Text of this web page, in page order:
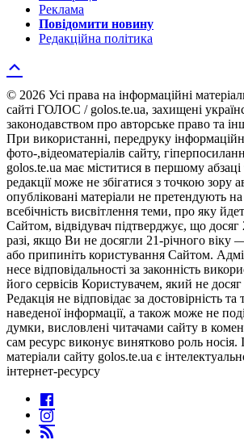
Реклама
Повідомити новину
Редакційна політика
© 2026 Усі права на інформаційні
сайті ГОЛОС / golos.te.ua, захищені
законодавством про авторське право та
При використанні, передруку
фото-,відеоматеріалів сайту,
golos.te.ua має міститися в першому абзаці
редакції може не збігатися з точкою зору
опубліковані матеріали не претендують на
всебічність висвітлення теми, про яку
Сайтом, відвідувач підтверджує, що досяг
разі, якщо Ви не досягли 21-річного віку
або припиніть користування Сайтом.
несе відповідальності за законність
його сервісів Користувачем, який не досяг
Редакція не відповідає за достовірність
наведеної інформації, а також може не
думки, висловлені читачами сайту в
сам ресурс виконує винятково роль носія.
матеріали сайту golos.te.ua є
інтернет-ресурсу